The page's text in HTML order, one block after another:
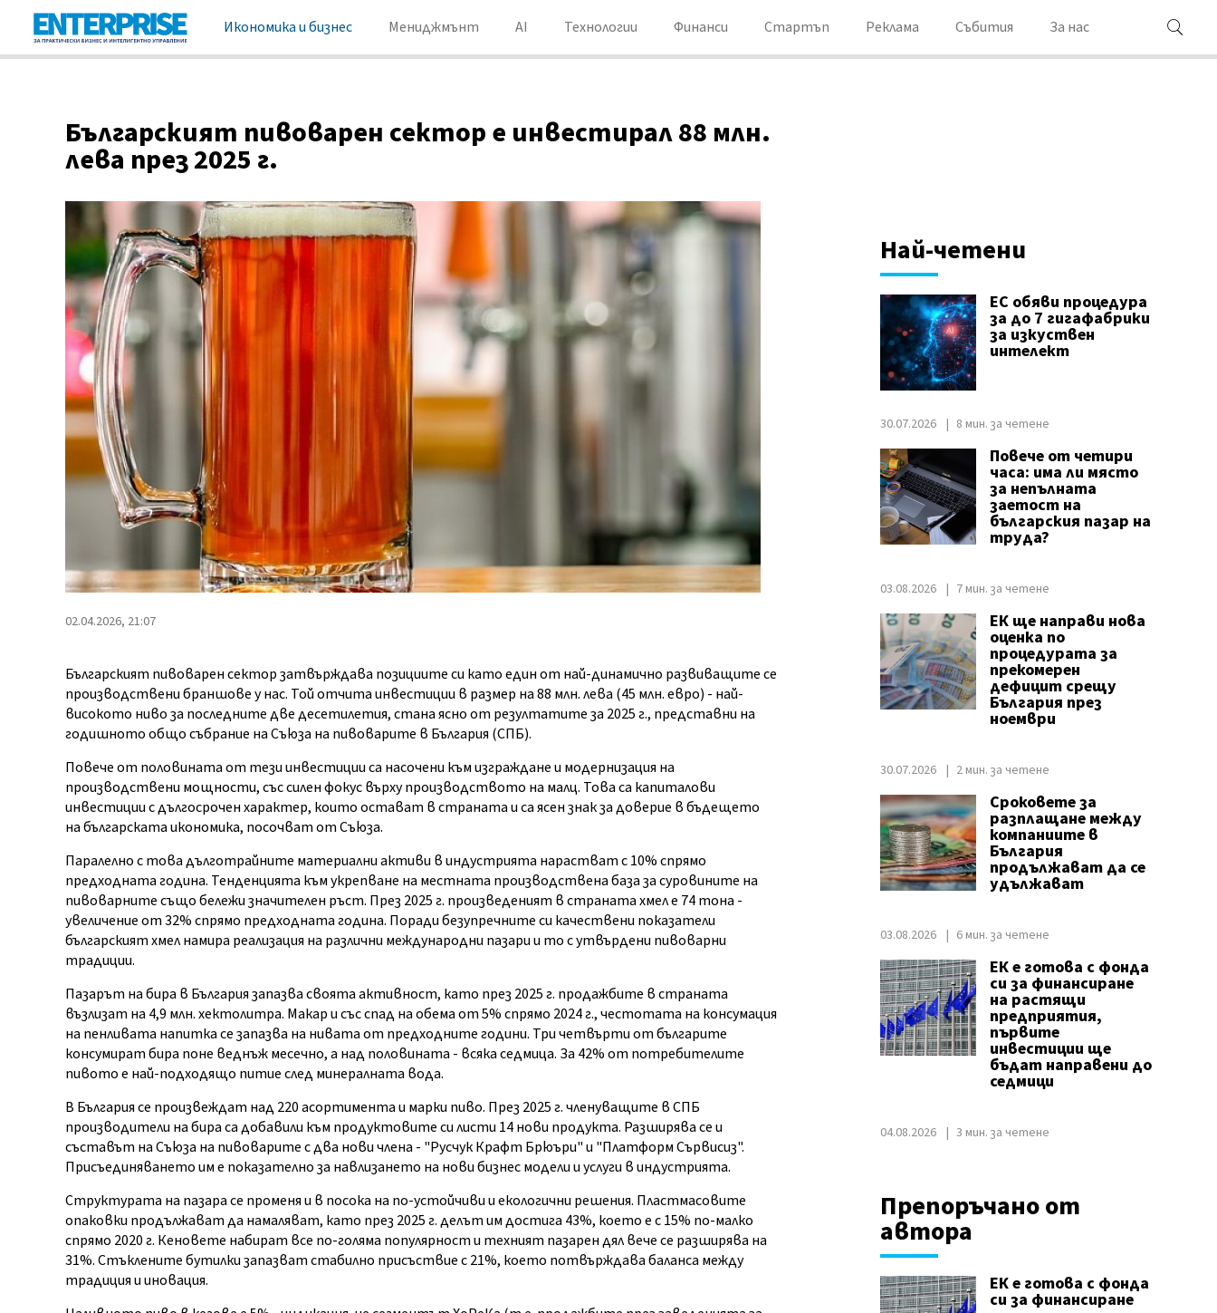
Икономика и бизнес Мениджмънт AI Технологии Финанси Стартъп Реклама Събития За нас
Българският пивоварен сектор е инвестирал 88 млн.
лева през 2025 г.
02.04.2026, 21:07
Българският пивоварен сектор затвърждава позициите си като един от най-динамично развиващите се
производствени браншове у нас. Той отчита инвестиции в размер на 88 млн. лева (45 млн. евро) - най-
високото ниво за последните две десетилетия, стана ясно от резултатите за 2025 г., представни на
годишното общо събрание на Съюза на пивоварите в България (СПБ).
Повече от половината от тези инвестиции са насочени към изграждане и модернизация на
производствени мощности, със силен фокус върху производството на малц. Това са капиталови
инвестиции с дългосрочен характер, които остават в страната и са ясен знак за доверие в бъдещето
на българската икономика, посочват от Съюза.
Паралелно с това дълготрайните материални активи в индустрията нарастват с 10% спрямо
предходната година. Тенденцията към укрепване на местната производствена база за суровините на
пивоварните също бележи значителен ръст. През 2025 г. произведеният в страната хмел е 74 тона -
увеличение от 32% спрямо предходната година. Поради безупречните си качествени показатели
българският хмел намира реализация на различни международни пазари и то с утвърдени пивоварни
традиции.
Пазарът на бира в България запазва своята активност, като през 2025 г. продажбите в страната
възлизат на 4,9 млн. хектолитра. Макар и със спад на обема от 5% спрямо 2024 г., честотата на консумация
на пенливата напитка се запазва на нивата от предходните години. Три четвърти от българите
консумират бира поне веднъж месечно, а над половината - всяка седмица. За 42% от потребителите
пивото е най-подходящо питие след минералната вода.
В България се произвеждат над 220 асортимента и марки пиво. През 2025 г. членуващите в СПБ
производители на бира са добавили към продуктовите си листи 14 нови продукта. Разширява се и
съставът на Съюза на пивоварите с два нови члена - "Русчук Крафт Брюъри" и "Платформ Сървисиз".
Присъединяването им е показателно за навлизането на нови бизнес модели и услуги в индустрията.
Структурата на пазара се променя и в посока на по-устойчиви и екологични решения. Пластмасовите
опаковки продължават да намаляват, като през 2025 г. делът им достига 43%, което е с 15% по-малко
спрямо 2020 г. Кеновете набират все по-голяма популярност и техният пазарен дял вече се разширява на
31%. Стъклените бутилки запазват стабилно присъствие с 21%, което потвърждава баланса между
традиция и иновация.
Най-четени
ЕС обяви процедура
за до 7 гигафабрики
за изкуствен
интелект
30.07.2026 8 мин. за четене
Повече от четири
часа: има ли място
за непълната
заетост на
българския пазар на
труда?
03.08.2026 7 мин. за четене
ЕК ще направи нова
оценка по
процедурата за
прекомерен
дефицит срещу
България през
ноември
30.07.2026 2 мин. за четене
Сроковете за
разплащане между
компаниите в
България
продължават да се
удължават
03.08.2026 6 мин. за четене
ЕК е готова с фонда
си за финансиране
на растящи
предприятия,
първите
инвестиции ще
бъдат направени до
седмици
04.08.2026 3 мин. за четене
Препоръчано от
автора
ЕК е готова с фонда
си за финансиране